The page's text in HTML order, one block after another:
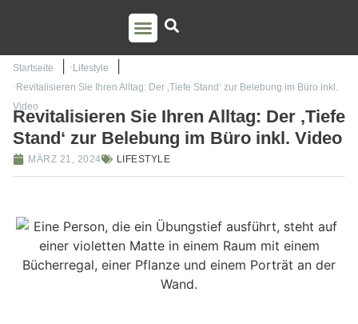
Startseite
Lifestyle
Revitalisieren Sie Ihren Alltag: Der ‚Tiefe Stand‘ zur Belebung im Büro inkl.
Video
Revitalisieren Sie Ihren Alltag: Der ‚Tiefe
Stand‘ zur Belebung im Büro inkl. Video
MÄRZ 21, 2024 LIFESTYLE